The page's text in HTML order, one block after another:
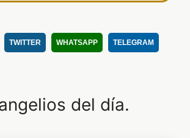
TWITTER WHATSAPP TELEGRAM
del día.